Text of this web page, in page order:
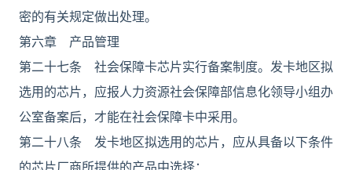
密的有关规定做出处理。
第六章 产品管理
第二十七条 社会保障卡芯片实行备案制度。发卡地区拟
选用的芯片，应报人力资源社会保障部信息化领导小组办
公室备案后，才能在社会保障卡中采用。
第二十八条 发卡地区拟选用的芯片，应从具备以下条件
的芯片厂商所提供的产品中选择：